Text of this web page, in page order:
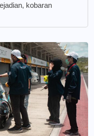
kobaran